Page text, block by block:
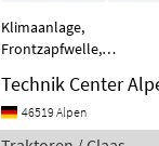
Klimaanlage,
Frontzapfwelle,
CMATIC CIS+ [ [010]
ClaasArion 630 CMATIC
Stage V [020] in
Technik Center
46519 Alpen